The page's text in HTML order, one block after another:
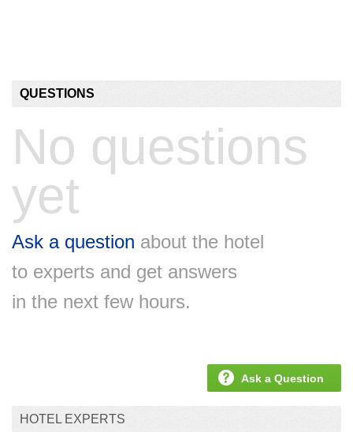
QUESTIONS
No questions
yet
Ask a question about the hotel
to experts and get answers
in the next few hours.
Ask a Question
HOTEL EXPERTS